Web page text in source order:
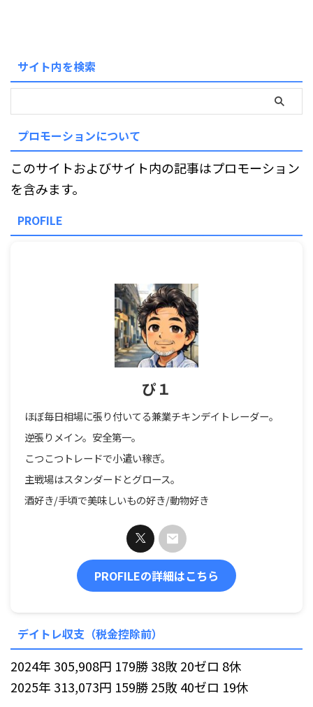
サイト内を検索
プロモーションについて
このサイトおよびサイト内の記事はプロモーション
を含みます。
PROFILE
ぴ１
ほぼ毎日相場に張り付いてる兼業チキンデイトレーダー。
逆張りメイン。安全第一。
こつこつトレードで小遣い稼ぎ。
主戦場はスタンダードとグロース。
酒好き/手頃で美味しいもの好き/動物好き
PROFILEの詳細はこちら
デイトレ収支（税金控除前）
2024年 305,908円 179勝 38敗 20ゼロ 8休
2025年 313,073円 159勝 25敗 40ゼロ 19休